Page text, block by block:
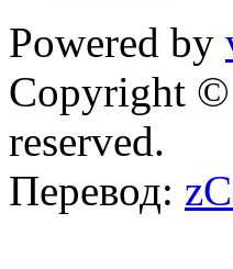
Powered by
Copyright
reserved.
Перевод: